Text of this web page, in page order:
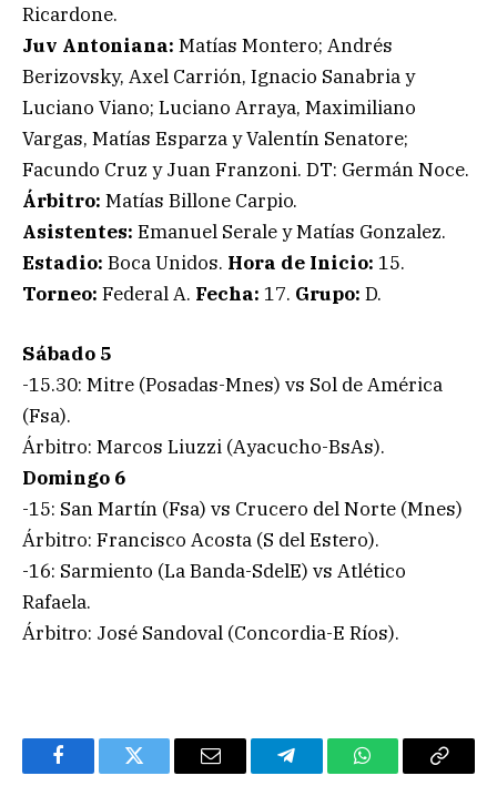
Ricardone.
Juv Antoniana: Matías Montero; Andrés
Berizovsky, Axel Carrión, Ignacio Sanabria y
Luciano Viano; Luciano Arraya, Maximiliano
Vargas, Matías Esparza y Valentín Senatore;
Facundo Cruz y Juan Franzoni. DT: Germán Noce.
Árbitro: Matías Billone Carpio.
Asistentes: Emanuel Serale y Matías Gonzalez.
Estadio: Boca Unidos. Hora de Inicio: 15.
Torneo: Federal A. Fecha: 17. Grupo: D.
Sábado 5
-15.30: Mitre (Posadas-Mnes) vs Sol de América
(Fsa).
Árbitro: Marcos Liuzzi (Ayacucho-BsAs).
Domingo 6
-15: San Martín (Fsa) vs Crucero del Norte (Mnes)
Árbitro: Francisco Acosta (S del Estero).
-16: Sarmiento (La Banda-SdelE) vs Atlético
Rafaela.
Árbitro: José Sandoval (Concordia-E Ríos).
FacebookTwitter Email TelegramWhatsAppCopy